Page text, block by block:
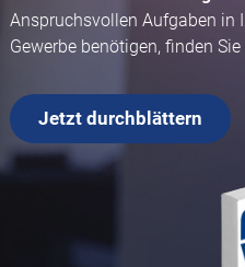
Anspruchsvollen Aufgaben in
Gewerbe benötigen, finden
Jetzt durchblättern